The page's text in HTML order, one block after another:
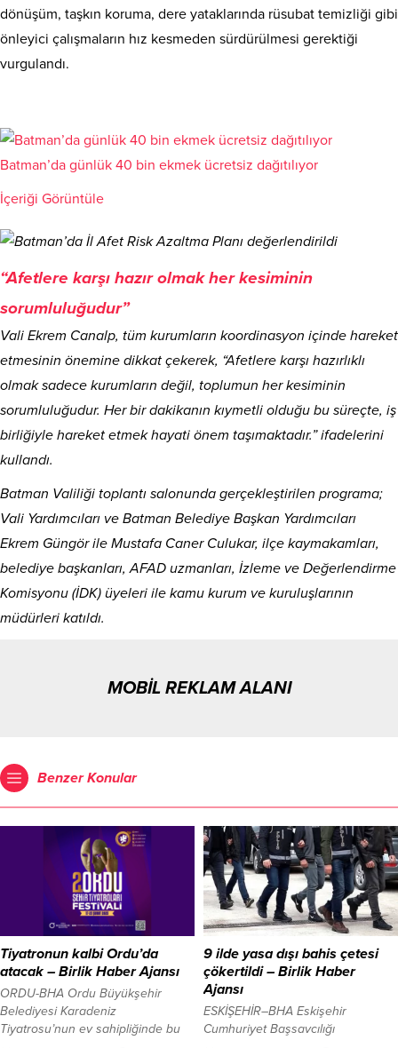
dönüşüm, taşkın koruma, dere yataklarında rüsubat temizliği gibi
önleyici çalışmaların hız kesmeden sürdürülmesi gerektiği
vurgulandı.
Batman’da günlük 40 bin ekmek ücretsiz dağıtılıyor
İçeriği Görüntüle
“Afetlere karşı hazır olmak her kesiminin
sorumluluğudur”
Vali Ekrem Canalp, tüm kurumların koordinasyon içinde hareket
etmesinin önemine dikkat çekerek, “Afetlere karşı hazırlıklı
olmak sadece kurumların değil, toplumun her kesiminin
sorumluluğudur. Her bir dakikanın kıymetli olduğu bu süreçte, iş
birliğiyle hareket etmek hayati önem taşımaktadır.” ifadelerini
kullandı.
Batman Valiliği toplantı salonunda gerçekleştirilen programa;
Vali Yardımcıları ve Batman Belediye Başkan Yardımcıları
Ekrem Güngör ile Mustafa Caner Culukar, ilçe kaymakamları,
belediye başkanları, AFAD uzmanları, İzleme ve Değerlendirme
Komisyonu (İDK) üyeleri ile kamu kurum ve kuruluşlarının
müdürleri katıldı.
MOBİL REKLAM ALANI
Benzer Konular
Tiyatronun kalbi Ordu’da
atacak – Birlik Haber Ajansı
ORDU-BHA Ordu Büyükşehir
Belediyesi Karadeniz
Tiyatrosu’nun ev sahipliğinde bu
9 ilde yasa dışı bahis çetesi
çökertildi – Birlik Haber
Ajansı
ESKİŞEHİR–BHA Eskişehir
Cumhuriyet Başsavcılığı